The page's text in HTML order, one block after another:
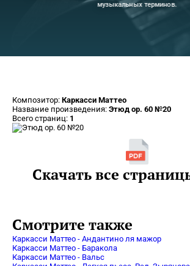
музыкальных терминов.
Композитор: Каркасси Маттео
Название произведения: Этюд оp. 60 №20
Всего страниц: 1
Скачать все
Смотрите также
Каркасси Маттео - Андантино ля мажор
Каркасси Маттео - Баракола
Каркасси Маттео - Вальс